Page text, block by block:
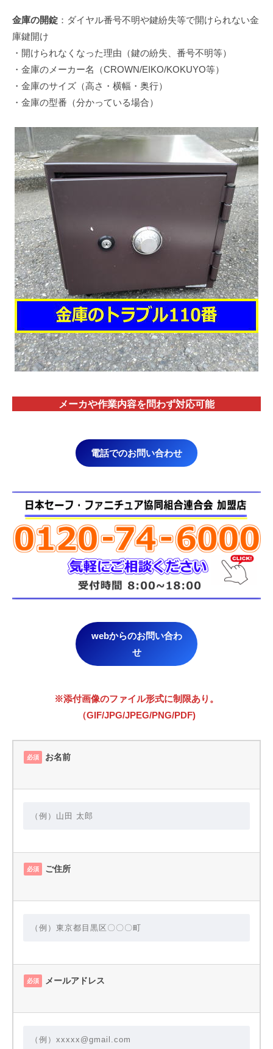
金庫の開錠 ：ダイヤル番号不明や鍵紛失等で開けられない金
庫鍵開け
・開けられなくなった理由（鍵の紛失、番号不明等）
・金庫のメーカー名（CROWN/EIKO/KOKUYO等）
・金庫のサイズ（高さ・横幅・奥行）
・金庫の型番（分かっている場合）
メーカや作業内容を問わず対応可能
電話でのお問い合わせ
webからのお問い合わ
せ
※添付画像のファイル形式に制限あり。
（GIF/JPG/JPEG/PNG/PDF)
必須 お名前
必須 ご住所
必須 メールアドレス